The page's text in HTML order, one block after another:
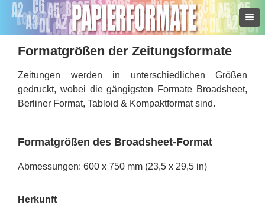
Formatgrößen der Zeitungsformate
Zeitungen werden in unterschiedlichen Größen
gedruckt, wobei die gängigsten Formate Broadsheet,
Berliner Format, Tabloid & Kompaktformat sind.
Formatgrößen des Broadsheet-Format
Abmessungen: 600 x 750 mm (23,5 x 29,5 in)
Herkunft